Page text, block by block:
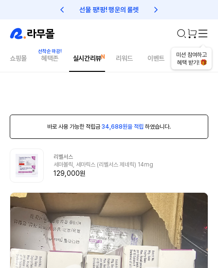
선물 팡!팡! 행운의 룰렛 친구초대 1만원 리워드!
미션 참여하고
혜택 받기!
쇼핑몰 혜택존 실시간리뷰 리워드 이벤트 건강매거진
바로 사용 가능한 적립금 34,688원을 적립 하였습니다.
리벨서스
세마볼릭, 세마릭스 (리벨서스 제네릭) 14mg
129,000원